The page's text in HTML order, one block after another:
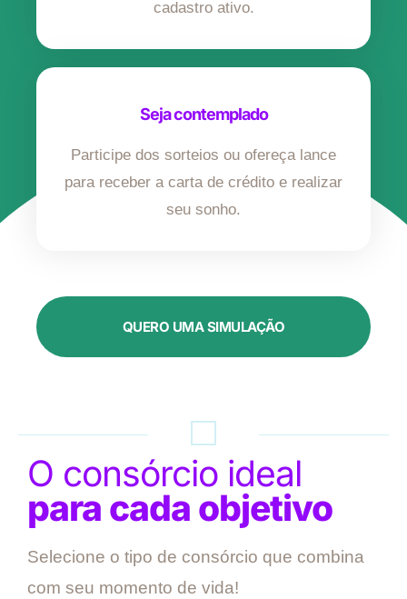
cadastro ativo.
Seja contemplado
Participe dos sorteios ou ofereça lance
para receber a carta de crédito e realizar
seu sonho.
QUERO UMA SIMULAÇÃO
O consórcio ideal
para cada objetivo
Selecione o tipo de consórcio que combina
com seu momento de vida!